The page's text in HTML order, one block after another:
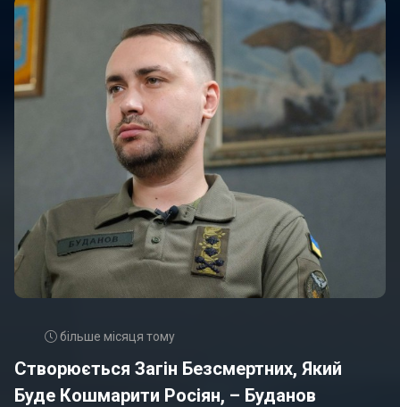
більше місяця тому
Створюється Загін Безсмертних, Який
Буде Кошмарити Росіян, – Буданов